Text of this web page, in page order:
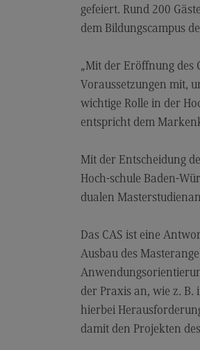
(External
Kontakt
Digital
gefeiert. Rund 200
dem Bildungscampus
„Mit der Eröffnung des
Voraussetzungen mit,
wichtige Rolle in der
entspricht dem
Mit der Entscheidung
Hoch-schule Baden-
dualen
Das CAS ist eine
Ausbau des
der Praxis an, wie z.
hierbei
damit den Projekten